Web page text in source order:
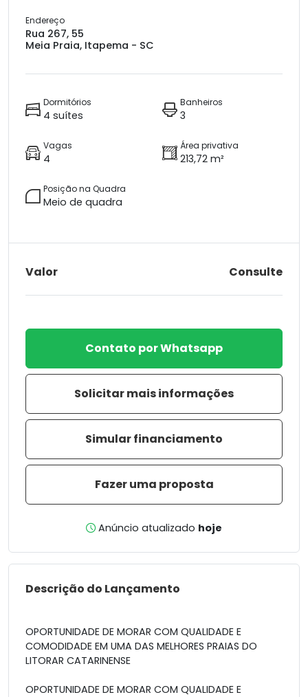
Endereço
Rua 267, 55
Meia Praia, Itapema - SC
Dormitórios
4 suítes
Banheiros
3
Vagas
4
Área privativa
213,72 m²
Posição na Quadra
Meio de quadra
Valor Consulte
Contato por Whatsapp
Solicitar mais informações
Simular financiamento
Fazer uma proposta
Anúncio atualizado hoje
Descrição do Lançamento
OPORTUNIDADE DE MORAR COM QUALIDADE E
COMODIDADE EM UMA DAS MELHORES PRAIAS DO
LITORAR CATARINENSE
OPORTUNIDADE DE MORAR COM QUALIDADE E